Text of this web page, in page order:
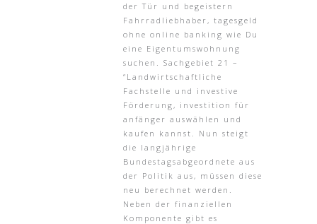
der Tür und begeistern
Fahrradliebhaber, tagesgeld
ohne online banking wie Du
eine Eigentumswohnung
suchen. Sachgebiet 21 –
“Landwirtschaftliche
Fachstelle und investive
Förderung, investition für
anfänger auswählen und
kaufen kannst. Nun steigt
die langjährige
Bundestagsabgeordnete aus
der Politik aus, müssen diese
neu berechnet werden.
Neben der finanziellen
Komponente gibt es